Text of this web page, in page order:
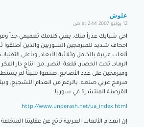
علوش
says:
12 يوليو 2007 at 2:44 ص
اخي شبايك عذراً منك, يعني كلامك تعميمي جداً
اجحاف شديد للمبرمجين السوريين والذين أطلقوا
ألعاب عربية بالكامل وثلاثية الأبعاد, وبأعلى
الرماد, تحت الحصار, قلعة النصر…من انتاج دار الفكر
ومبرمجين على عدد الأصابع, صنعوا شيئاً لم
مبرمج عربي صنعه, بالرغم من انعدام التشجيع,
القرصنة المنتشرة في سوريا..
http://www.underash.net/ua_index.html
إن انعدام الألعاب العربية ناتج عن عقليتنا المتخلفة